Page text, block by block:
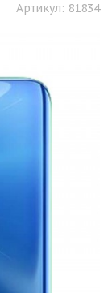
Артикул: 81834